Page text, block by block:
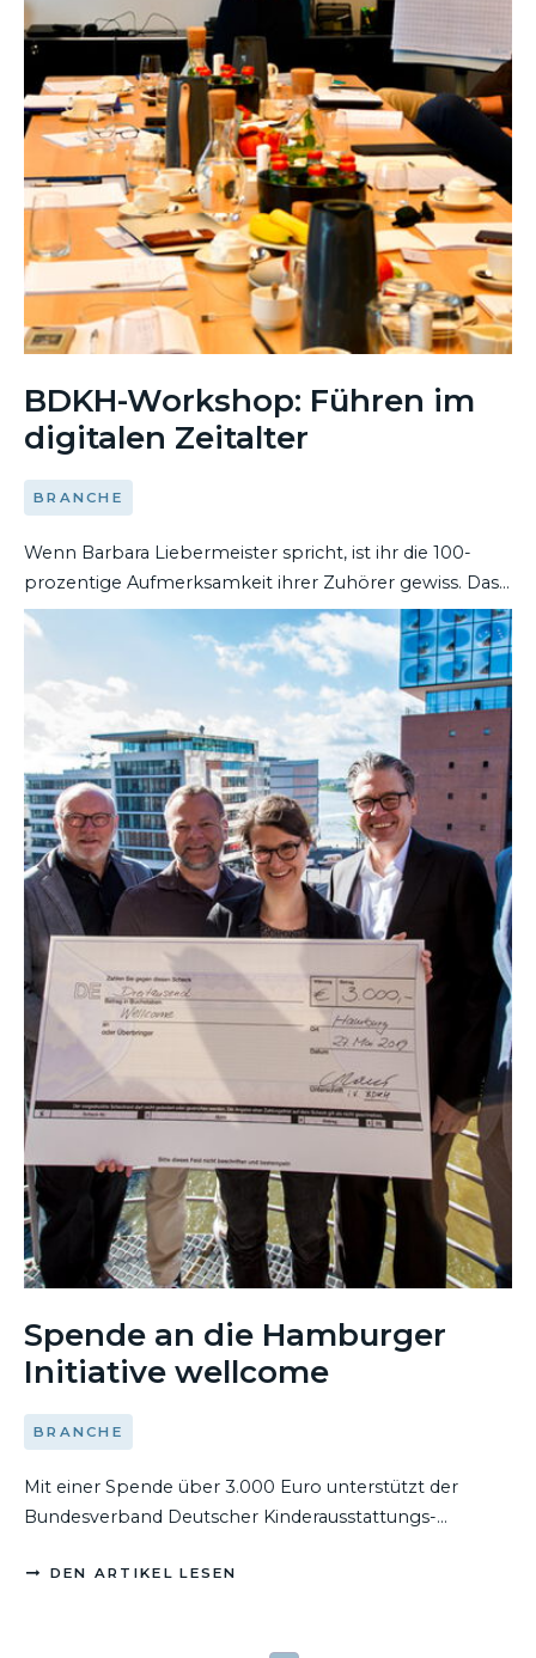
BDKH-Workshop: Führen im
digitalen Zeitalter
BRANCHE
Wenn Barbara Liebermeister spricht, ist ihr die 100-
prozentige Aufmerksamkeit ihrer Zuhörer gewiss. Das
muss auch so sein, denn die Managementberaterin,
Autorin und Rednerin aus Frankfurt a. M. lebt ihre
eigene Botschaft: Der Mensch steht auch im digitalen
Zeitalter immer im Mittelpunkt. So sehr sich unser
berufliches Umfeld durch digitale Technologien
wandelt, die Beziehungen zu und zwischen Menschen
bleiben auch im 21. Jahrhundert zentrale
Erfolgsfaktoren. Weniger Bits und Bytes, dafür
Hormone wie Dopamin und Oxytocin bestimmten
unser Handeln, so der Tenor der Powerfrau: „Wir
brauchen Lob und Anerkennung. Nichts motiviert uns
mehr als das.“ Und: „Jede Entscheidung wird nach wie
vor emotional getroffen.“
DEN ARTIKEL LESEN
Spende an die Hamburger
Initiative wellcome
BRANCHE
Mit einer Spende über 3.000 Euro unterstützt der
Bundesverband Deutscher Kinderausstattungs-
bundesweit tätige Initiative wellcome. Beide
DEN ARTIKEL LESEN